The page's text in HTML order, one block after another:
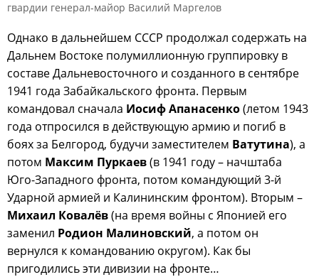
гвардии генерал-майор Василий Маргелов
Однако в дальнейшем СССР продолжал содержать на
Дальнем Востоке полумиллионную группировку в
составе Дальневосточного и созданного в сентябре
1941 года Забайкальского фронта. Первым
командовал сначала Иосиф Апанасенко(летом 1943
года отпросился в действующую армию и погиб в
боях за Белгород, будучи заместителем Ватутина), а
потом Максим Пуркаев(в 1941 году – начштаба
Юго-Западного фронта, потом командующий 3-й
Ударной армией и Калининским фронтом). Вторым –
Михаил Ковалёв(на время войны с Японией его
заменил Родион Малиновский, а потом он
вернулся к командованию округом). Как бы
пригодились эти дивизии на фронте…